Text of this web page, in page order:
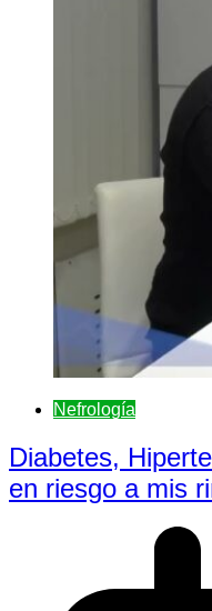
Nefrologí­a
Diabetes,
en riesgo a mis